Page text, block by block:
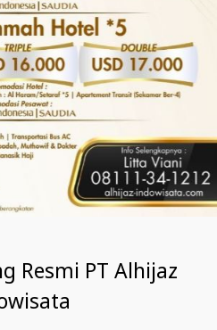
Resmi PT Alhijaz